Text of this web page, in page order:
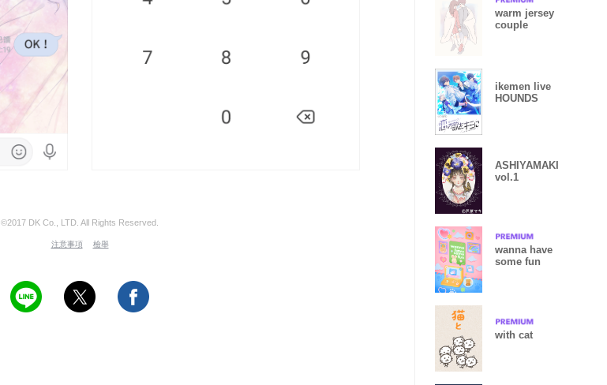
©2017 DK Co., LTD. All Rights Reserved.
注意事項 檢舉
warm jersey
couple
ikemen live
HOUNDS
ASHIYAMAKI
vol.1
wanna have
some fun
with cat